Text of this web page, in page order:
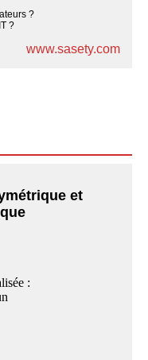
?
?
www.sasety.com
et